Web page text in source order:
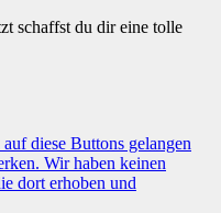
schaffst du dir eine tolle
diese Buttons gelangen
Wir haben keinen
dort erhoben und